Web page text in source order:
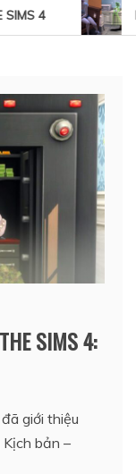
4
SIMS 4:
giới thiệu
bản –